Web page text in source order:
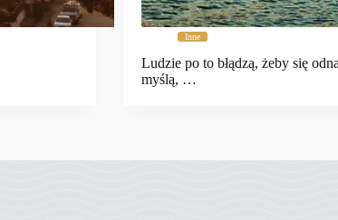
Inne
Ludzie po to błądzą, żeby się
myślą, …